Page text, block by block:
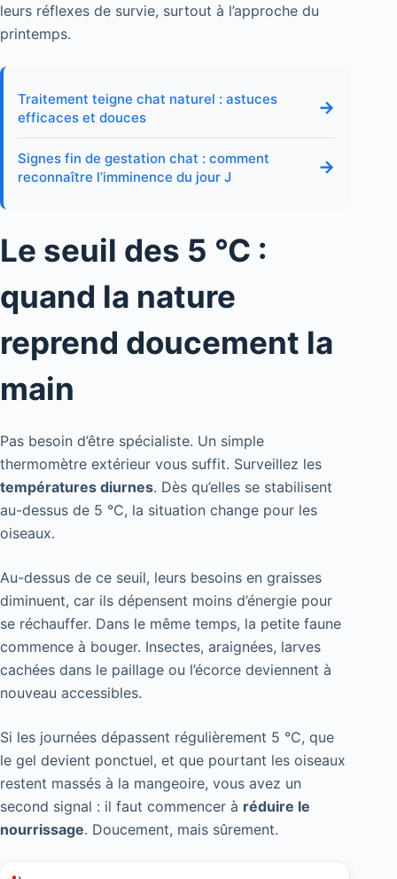
leurs réflexes de survie, surtout à l’approche du
printemps.
Traitement teigne chat naturel : astuces
efficaces et douces
→
Signes fin de gestation chat : comment
reconnaître l’imminence du jour J
→
Le seuil des 5 °C :
quand la nature
reprend doucement la
main
Pas besoin d’être spécialiste. Un simple
thermomètre extérieur vous suffit. Surveillez les
températures diurnes. Dès qu’elles se stabilisent
au-dessus de 5 °C, la situation change pour les
oiseaux.
Au-dessus de ce seuil, leurs besoins en graisses
diminuent, car ils dépensent moins d’énergie pour
se réchauffer. Dans le même temps, la petite faune
commence à bouger. Insectes, araignées, larves
cachées dans le paillage ou l’écorce deviennent à
nouveau accessibles.
Si les journées dépassent régulièrement 5 °C, que
le gel devient ponctuel, et que pourtant les oiseaux
restent massés à la mangeoire, vous avez un
second signal : il faut commencer à réduire le
nourrissage. Doucement, mais sûrement.